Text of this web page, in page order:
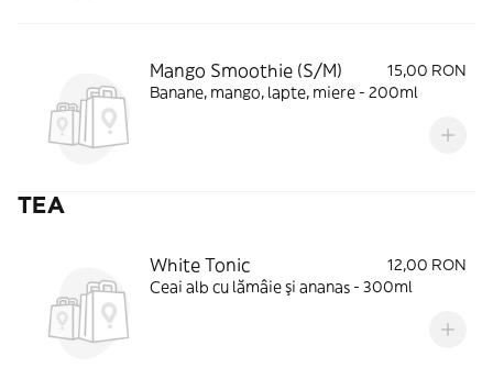
Mango Smoothie (S/M)
15,00 RON
Banane, mango, lapte, miere - 200ml
TEA
White Tonic
12,00 RON
Ceai alb cu lămâie şi ananas - 300ml